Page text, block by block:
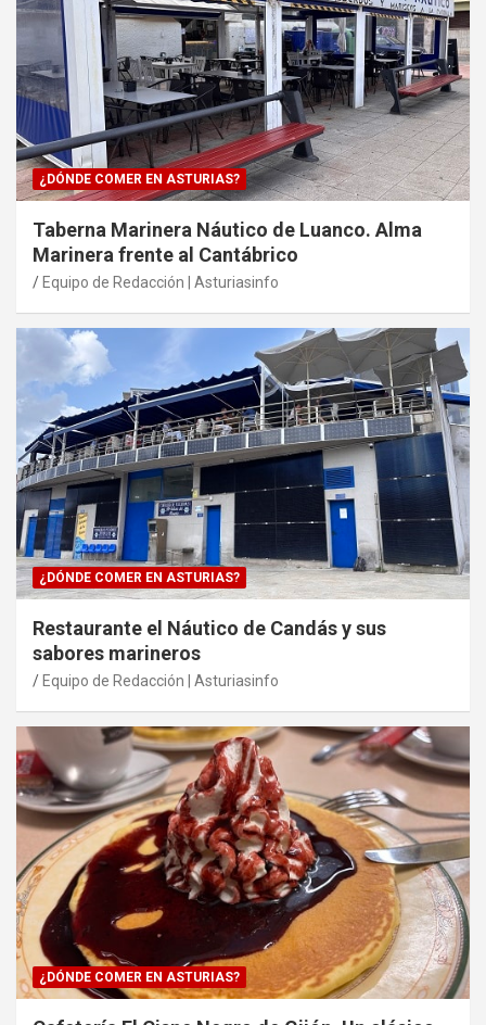
¿DÓNDE COMER EN ASTURIAS?
Taberna Marinera Náutico de Luanco. Alma
Marinera frente al Cantábrico
Equipo de Redacción | Asturiasinfo
¿DÓNDE COMER EN ASTURIAS?
Restaurante el Náutico de Candás y sus
sabores marineros
Equipo de Redacción | Asturiasinfo
¿DÓNDE COMER EN ASTURIAS?